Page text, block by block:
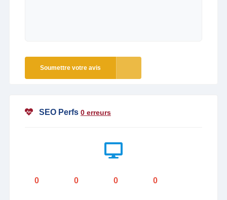
Soumettre votre avis
SEO Perfs 0 erreurs
0 0 0 0